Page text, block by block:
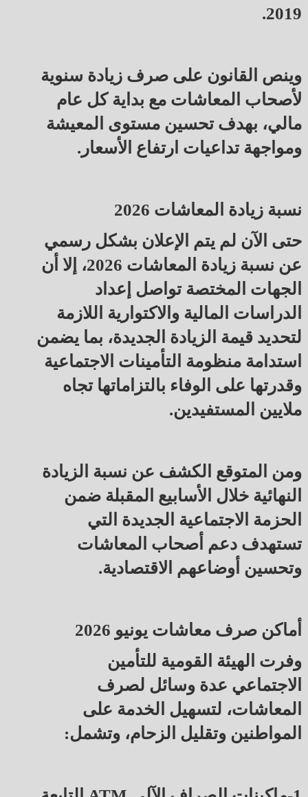
2019.
وينص القانون على صرف زيادة سنوية
لأصحاب المعاشات مع بداية كل عام
مالي، بهدف تحسين مستوى المعيشة
ومواجهة تداعيات ارتفاع الأسعار.
نسبة زيادة المعاشات 2026
حتى الآن لم يتم الإعلان بشكل رسمي
عن نسبة زيادة المعاشات 2026، إلا أن
الجهات المختصة تواصل إعداد
الدراسات المالية والاكتوارية اللازمة
لتحديد قيمة الزيادة الجديدة، بما يضمن
استدامة منظومة التأمينات الاجتماعية
وقدرتها على الوفاء بالتزاماتها تجاه
ملايين المستفيدين.
ومن المتوقع الكشف عن نسبة الزيادة
النهائية خلال الأسابيع المقبلة ضمن
الحزمة الاجتماعية الجديدة التي
تستهدف دعم أصحاب المعاشات
وتحسين أوضاعهم الاقتصادية.
أماكن صرف معاشات يونيو 2026
وفرت الهيئة القومية للتأمين
الاجتماعي عدة وسائل لصرف
المعاشات، لتسهيل الخدمة على
المواطنين وتقليل الزحام، وتشمل: